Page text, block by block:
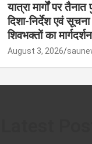
यात्रा मार्गों पर
दिशा-निर्देश एवं सूचना
शिवभक्तों का मार्गदर्शन
August 3, 2026